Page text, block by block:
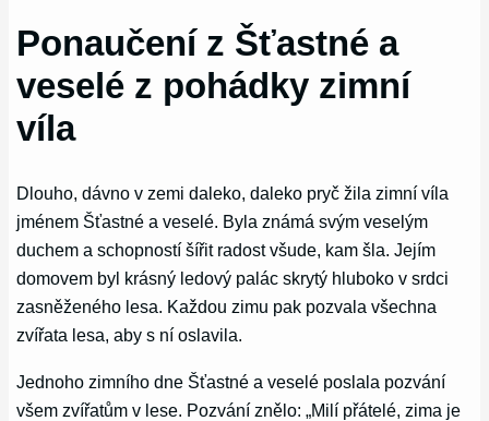
Ponaučení z Šťastné a
veselé z pohádky zimní
víla
Dlouho, dávno v zemi daleko, daleko pryč žila zimní víla
jménem Šťastné a veselé. Byla známá svým veselým
duchem a schopností šířit radost všude, kam šla. Jejím
domovem byl krásný ledový palác skrytý hluboko v srdci
zasněženého lesa. Každou zimu pak pozvala všechna
zvířata lesa, aby s ní oslavila.
Jednoho zimního dne Šťastné a veselé poslala pozvání
všem zvířatům v lese. Pozvání znělo: „Milí přátelé, zima je